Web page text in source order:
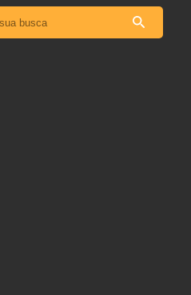
Ver todas as notícias